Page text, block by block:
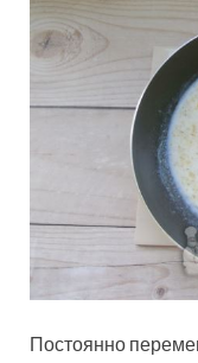
Постоянно